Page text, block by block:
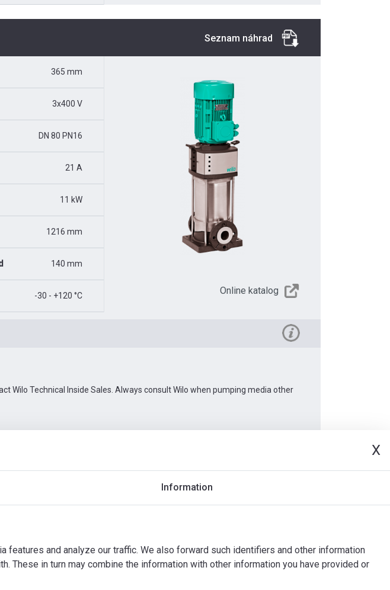
X
Information
and analyze our traffic. We also forward such identifiers and other information
These in turn may combine the information with other information you have provided or
Seznam náhrad
365 mm
3x400 V
DN 80 PN16
21 A
11 kW
1216 mm
140 mm
-30 - +120 °C Online katalog
Wilo Technical Inside Sales. Always consult Wilo when pumping media other